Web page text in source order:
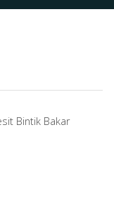
Bintik Bakar